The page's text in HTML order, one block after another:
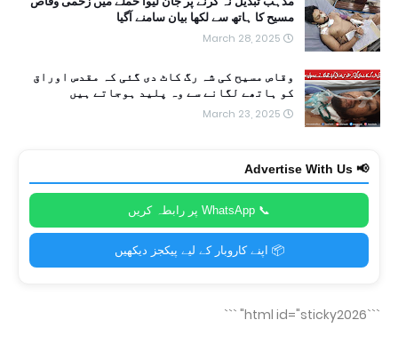
مسیح کا ہاتھ سے لکھا بیان سامنے آگیا
March 28, 2025
وقاص مسیح کی شہ رگ کاٹ دی گئی کہ مقدس اوراق
کو ہاتھے لگانے سے وہ پلید ہوجاتے ہیں
March 23, 2025
📢 Advertise With Us
📞 WhatsApp پر رابطہ کریں
📦 اپنے کاروبار کے لیے پیکجز دیکھیں
```html id="sticky2026"
```